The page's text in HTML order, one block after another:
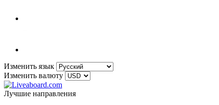
Изменить язык
Изменить валюту
Лучшие направления